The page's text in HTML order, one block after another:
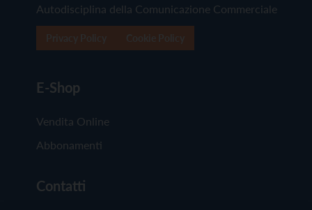
Autodisciplina della Comunicazione Commerciale
E-Shop
Vendita Online
Abbonamenti
Contatti